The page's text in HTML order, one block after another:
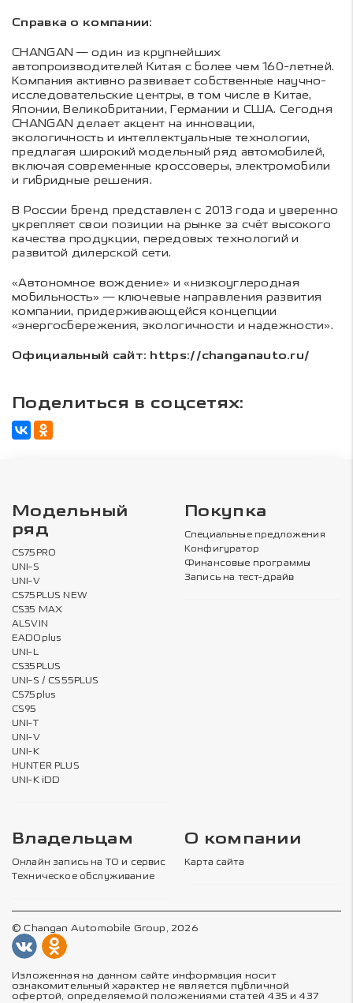
Справка о компании:
CHANGAN — один из крупнейших
автопроизводителей Китая с более чем 160-летней.
Компания активно развивает собственные научно-
исследовательские центры, в том числе в Китае,
Японии, Великобритании, Германии и США. Сегодня
CHANGAN делает акцент на инновации,
экологичность и интеллектуальные технологии,
предлагая широкий модельный ряд автомобилей,
включая современные кроссоверы, электромобили
и гибридные решения.
В России бренд представлен с 2013 года и уверенно
укрепляет свои позиции на рынке за счёт высокого
качества продукции, передовых технологий и
развитой дилерской сети.
«Автономное вождение» и «низкоуглеродная
мобильность» — ключевые направления развития
компании, придерживающейся концепции
«энергосбережения, экологичности и надежности».
Официальный сайт: https://changanauto.ru/
Поделиться в соцсетях:
Модельный
ряд
CS75PRO
UNI-S
UNI-V
CS75PLUS NEW
CS35 MAX
ALSVIN
EADOplus
UNI-L
CS35PLUS
UNI-S / CS55PLUS
CS75plus
CS95
UNI-T
UNI-V
UNI-K
HUNTER PLUS
UNI-K iDD
Покупка
Специальные предложения
Конфигуратор
Финансовые программы
Запись на тест-драйв
Владельцам
Онлайн запись на ТО и сервис
Техническое обслуживание
О компании
Карта сайта
© Changan Automobile Group, 2026
Изложенная на данном сайте информация носит
ознакомительный характер не является публичной
офертой, определяемой положениями статей 435 и 437